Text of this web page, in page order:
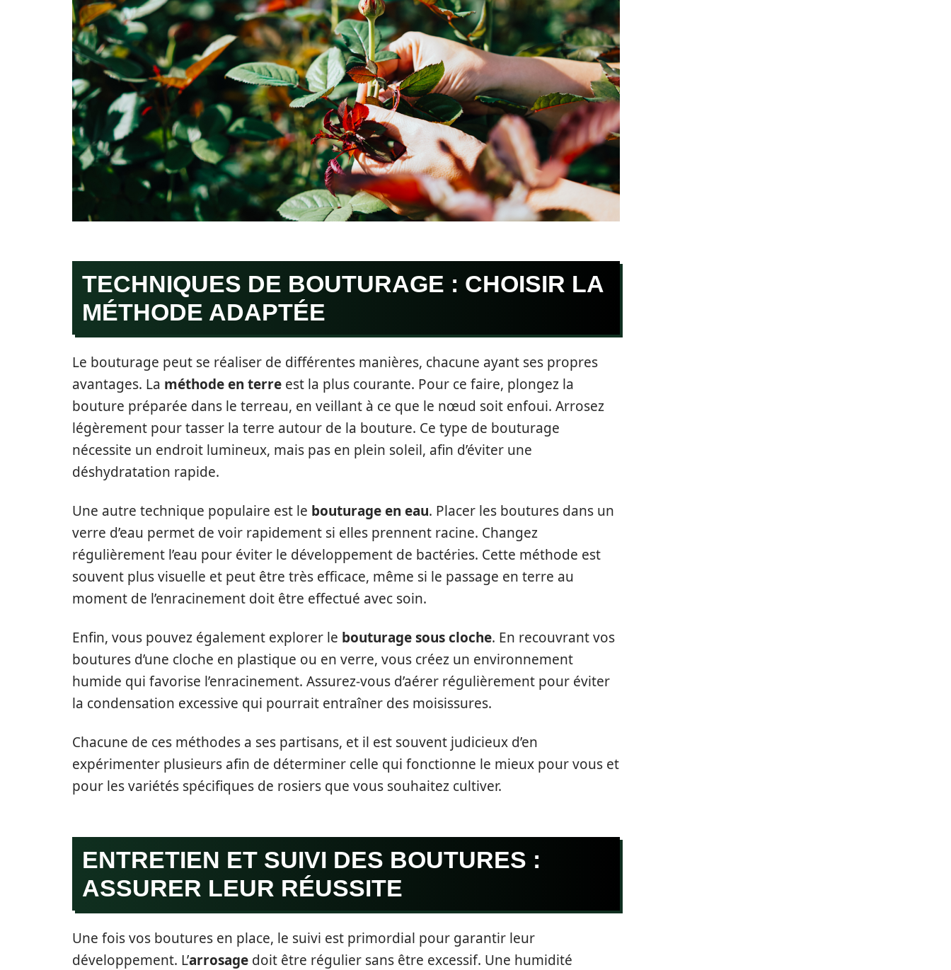
TECHNIQUES DE BOUTURAGE : CHOISIR LA
MÉTHODE ADAPTÉE
Le bouturage peut se réaliser de différentes manières, chacune ayant ses propres
avantages. La méthode en terre est la plus courante. Pour ce faire, plongez la
bouture préparée dans le terreau, en veillant à ce que le nœud soit enfoui. Arrosez
légèrement pour tasser la terre autour de la bouture. Ce type de bouturage
nécessite un endroit lumineux, mais pas en plein soleil, afin d’éviter une
déshydratation rapide.
Une autre technique populaire est le bouturage en eau. Placer les boutures dans un
verre d’eau permet de voir rapidement si elles prennent racine. Changez
régulièrement l’eau pour éviter le développement de bactéries. Cette méthode est
souvent plus visuelle et peut être très efficace, même si le passage en terre au
moment de l’enracinement doit être effectué avec soin.
Enfin, vous pouvez également explorer le bouturage sous cloche. En recouvrant vos
boutures d’une cloche en plastique ou en verre, vous créez un environnement
humide qui favorise l’enracinement. Assurez-vous d’aérer régulièrement pour éviter
la condensation excessive qui pourrait entraîner des moisissures.
Chacune de ces méthodes a ses partisans, et il est souvent judicieux d’en
expérimenter plusieurs afin de déterminer celle qui fonctionne le mieux pour vous et
pour les variétés spécifiques de rosiers que vous souhaitez cultiver.
ENTRETIEN ET SUIVI DES BOUTURES :
ASSURER LEUR RÉUSSITE
Une fois vos boutures en place, le suivi est primordial pour garantir leur
développement. L’arrosage doit être régulier sans être excessif. Une humidité